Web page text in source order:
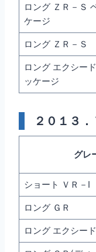
ロング ＺＲ－Ｓ
ケージ
ロング ＺＲ－Ｓ
ロング エクシー
ッケージ
２０１３
グレ
ショート ＶＲ－I
ロング ＧＲ
ロング エクシード